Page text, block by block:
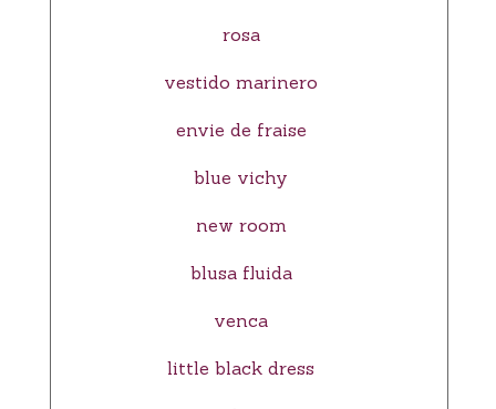
rosa
vestido marinero
envie de fraise
blue vichy
new room
blusa fluida
venca
little black dress